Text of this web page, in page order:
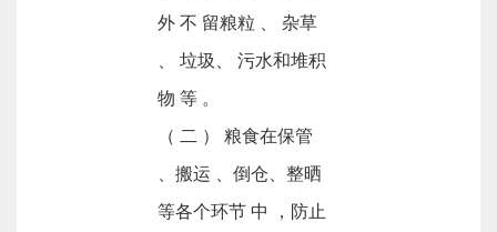
外 不 留粮粒 、 杂草
、 垃圾、 污水和堆积
物 等 。
（ 二 ） 粮食在保管
、搬运 、倒仓、整晒
等各个环节 中 ，防止